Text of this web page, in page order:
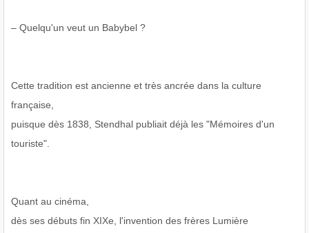
– Quelqu'un veut un Babybel ?
Cette tradition est ancienne et très ancrée dans la culture
française,
puisque dès 1838, Stendhal publiait déjà les "Mémoires d'un
touriste".
Quant au cinéma,
dès ses débuts fin XIXe, l'invention des frères Lumière